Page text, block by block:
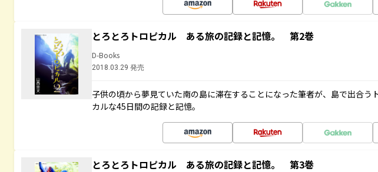
とろとろトロピカル ある旅の記録と記憶。 第2巻
D-Books
2018.03.29 発売
子供の頃から夢見ていた南の島に滞在することになった筆者が、島で出合う
カルな45日間の記録と記憶。
とろとろトロピカル ある旅の記録と記憶。 第3巻